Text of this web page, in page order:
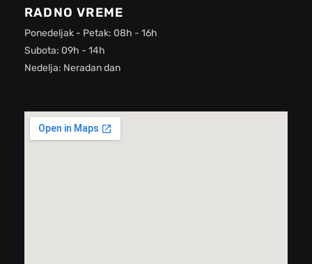
RADNO VREME
Ponedeljak - Petak: 08h - 16h
Subota: 09h - 14h
Nedelja: Neradan dan